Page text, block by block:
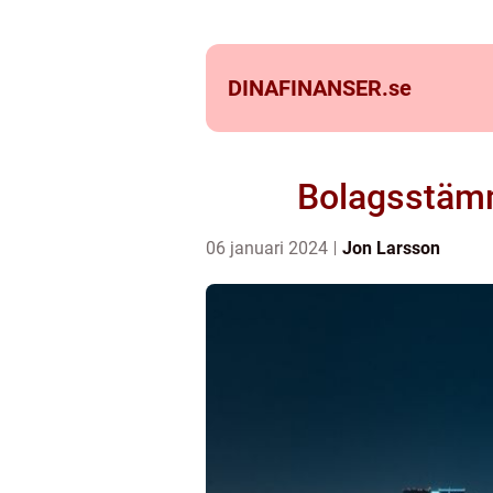
DINAFINANSER.se
06 januari 2024 Jon Larsson